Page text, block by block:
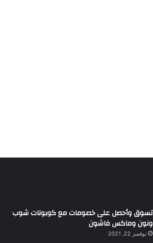
تسوق وأحصل على خصومات مع كوبونات شوب
ونون وماكس فاشون
نوفمبر 22, 2021